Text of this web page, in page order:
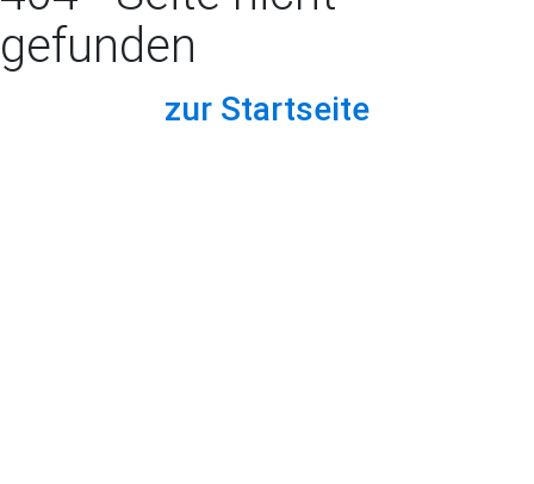
gefunden
zur Startseite